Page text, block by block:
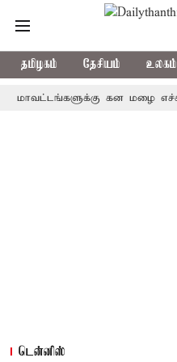
தமிழகம் தேசியம் உலகம்
கன மழை எச்சரிக்கை
டென்னிஸ்